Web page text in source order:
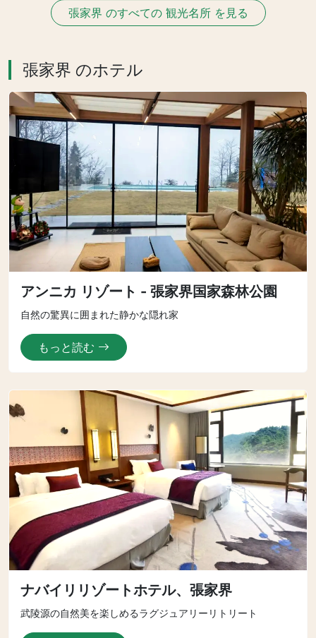
張家界 のすべての 観光名所 を見る
張家界 のホテル
アンニカ リゾート - 張家界国家森林公園
自然の驚異に囲まれた静かな隠れ家
もっと読む
ナバイリリゾートホテル、張家界
武陵源の自然美を楽しめるラグジュアリーリトリート